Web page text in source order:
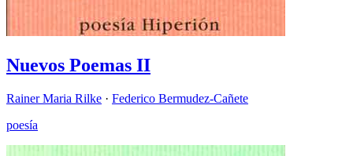
Nuevos Poemas II
Rainer Maria Rilke · Federico Bermudez-Cañete
poesía